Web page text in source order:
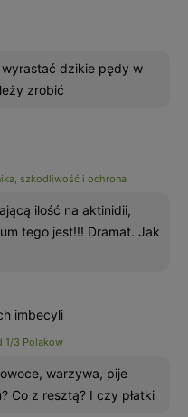
dzikie pędy w
zrobić
szkodliwość i ochrona
ilość na aktinidii,
tego jest!!! Dramat. Jak
imbecyli
1/3 Polaków
warzywa, pije
Co z resztą? I czy płatki